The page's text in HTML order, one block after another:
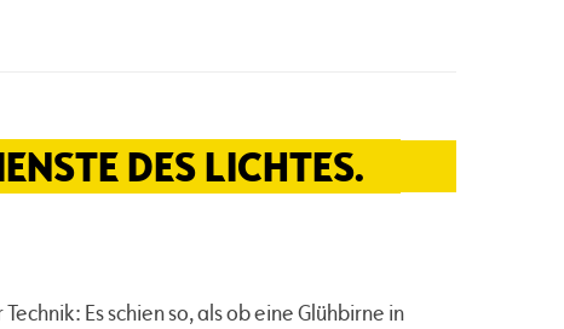
DES LICHTES.
Es schien so, als ob eine Glühbirne in